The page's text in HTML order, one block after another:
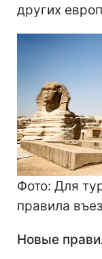
других
Фото: Для
правила
Новые